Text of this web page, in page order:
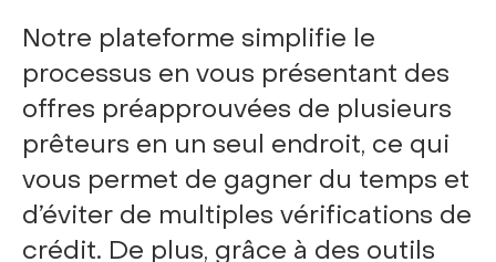
Notre plateforme simplifie le
processus en vous présentant des
offres préapprouvées de plusieurs
prêteurs en un seul endroit, ce qui
vous permet de gagner du temps et
d’éviter de multiples vérifications de
crédit. De plus, grâce à des outils